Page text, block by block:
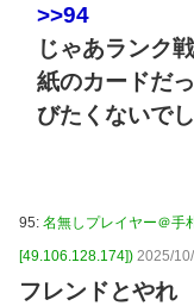
>>94
じゃあランク
紙のカードだ
びたくないで
95: 名無しプレイヤー＠手
[49.106.128.174]) 2025/
フレンドとやれ